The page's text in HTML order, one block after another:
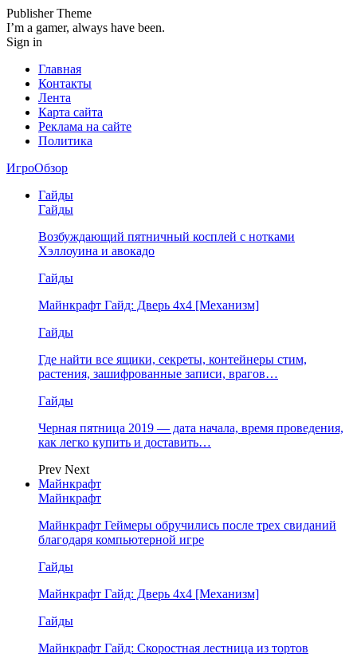
Publisher Theme
I’m a gamer, always have been.
Sign in
Главная
Контакты
Лента
Карта сайта
Реклама на сайте
Политика
ИгроОбзор
Гайды
Гайды
Возбуждающий пятничный косплей с нотками
Хэллоуина и авокадо
Гайды
Майнкрафт Гайд: Дверь 4х4 [Механизм]
Гайды
Где найти все ящики, секреты, контейнеры стим,
растения, зашифрованные записи, врагов…
Гайды
Черная пятница 2019 — дата начала, время проведения,
как легко купить и доставить…
Prev Next
Майнкрафт
Майнкрафт
Майнкрафт Геймеры обручились после трех свиданий
благодаря компьютерной игре
Гайды
Майнкрафт Гайд: Дверь 4х4 [Механизм]
Гайды
Майнкрафт Гайд: Скоростная лестница из тортов